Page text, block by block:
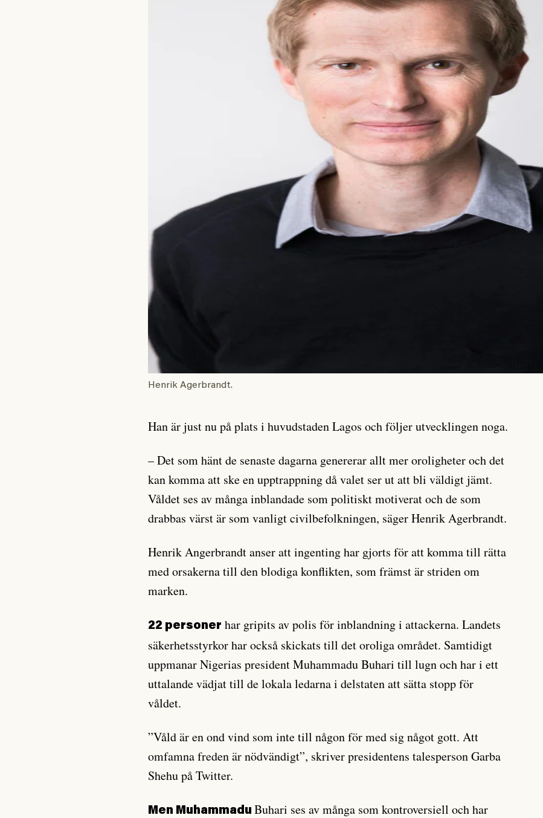
Henrik Agerbrandt.
Han är just nu på plats i huvudstaden Lagos och följer utvecklingen noga.
– Det som hänt de senaste dagarna genererar allt mer oroligheter och det
kan komma att ske en upptrappning då valet ser ut att bli väldigt jämt.
Våldet ses av många inblandade som politiskt motiverat och de som
drabbas värst är som vanligt civilbefolkningen, säger Henrik Agerbrandt.
Henrik Angerbrandt anser att ingenting har gjorts för att komma till rätta
med orsakerna till den blodiga konflikten, som främst är striden om
marken.
22 personer har gripits av polis för inblandning i attackerna. Landets
säkerhetsstyrkor har också skickats till det oroliga området. Samtidigt
uppmanar Nigerias president Muhammadu Buhari till lugn och har i ett
uttalande vädjat till de lokala ledarna i delstaten att sätta stopp för
våldet.
”Våld är en ond vind som inte till någon för med sig något gott. Att
omfamna freden är nödvändigt”, skriver presidentens talesperson Garba
Shehu på Twitter.
Men MuhammaduBuhari ses av många som kontroversiell och har